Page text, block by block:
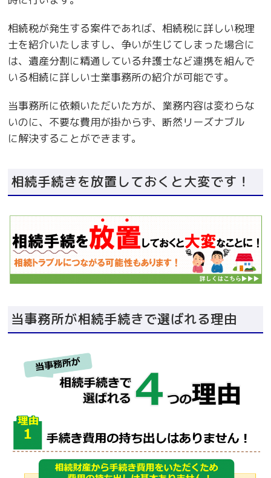
相続税が発生する案件であれば、相続税に詳しい税理
士を紹介いたしますし、争いが生じてしまった場合に
は、遺産分割に精通している弁護士など連携を組んで
いる相続に詳しい士業事務所の紹介が可能です。
当事務所に依頼いただいた方が、業務内容は変わらな
いのに、不要な費用が掛からず、断然リーズナブル
に解決することができます。
相続手続きを放置しておくと大変です！
当事務所が相続手続きで選ばれる理由